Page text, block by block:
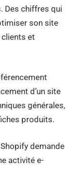
Des chiffres qui
son site
et
d’un site
générales,
produits.
demande
activité e-